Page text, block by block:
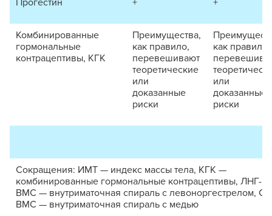
Комбинированные
гормональные
контрацептивы, КГК
Преимущества,
как правило,
перевешивают
теоретические
или
доказанные
риски
как правило,
или
доказанные
риски
Сокращения: ИМТ — индекс массы тела, КГК —
комбинированные гормональные контрацептивы, ЛНГ-
ВМС — внутриматочная спираль с левоноргестрелом,
ВМС — внутриматочная спираль с медью